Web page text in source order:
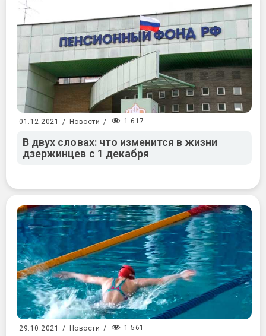
01.12.2021 / Новости / 1 617
В двух словах: что изменится в жизни
дзержинцев с 1 декабря
29.10.2021 / Новости / 1 561